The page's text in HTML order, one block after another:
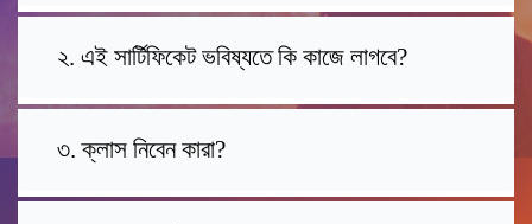
২. এই সার্টিফিকেট ভবিষ্যতে কি কাজে লাগবে?
৩. ক্লাস নিবেন কারা?